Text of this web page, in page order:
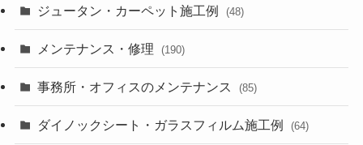
ジュータン・カーペット施工例 (48)
メンテナンス・修理 (190)
事務所・オフィスのメンテナンス (85)
ダイノックシート・ガラスフィルム施工例 (64)